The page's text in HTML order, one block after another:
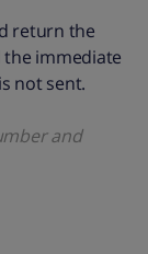
return the
the immediate
not sent.
and